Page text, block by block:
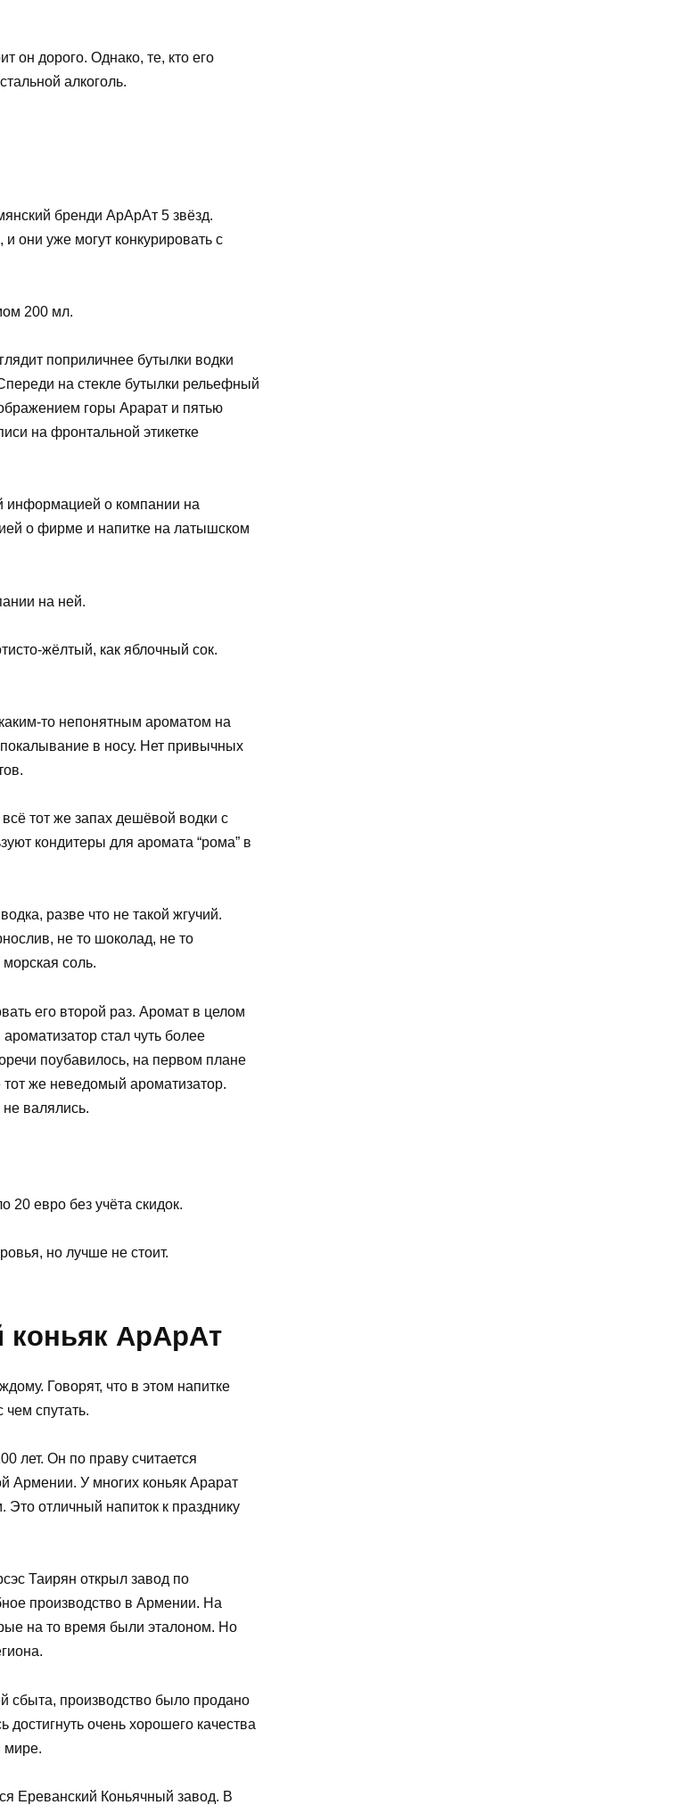
он дорого. Однако, те, кто его
алкоголь.
бренди АрАрАт 5 звёзд.
и они уже могут конкурировать с
200 мл.
поприличнее бутылки водки
на стекле бутылки рельефный
горы Арарат и пятью
на фронтальной этикетке
информацией о компании на
о фирме и напитке на латышском
на ней.
жёлтый, как яблочный сок.
то непонятным ароматом на
в носу. Нет привычных
тот же запах дешёвой водки с
кондитеры для аромата “рома” в
разве что не такой жгучий.
не то шоколад, не то
соль.
его второй раз. Аромат в целом
стал чуть более
поубавилось, на первом плане
же неведомый ароматизатор.
валялись.
20 евро без учёта скидок.
но лучше не стоит.
коньяк АрАрАт
Говорят, что в этом напитке
спутать.
лет. Он по праву считается
Армении. У многих коньяк Арарат
отличный напиток к празднику
Таирян открыл завод по
производство в Армении. На
на то время были эталоном. Но
сбыта, производство было продано
очень хорошего качества
мире.
Ереванский Коньячный завод. В